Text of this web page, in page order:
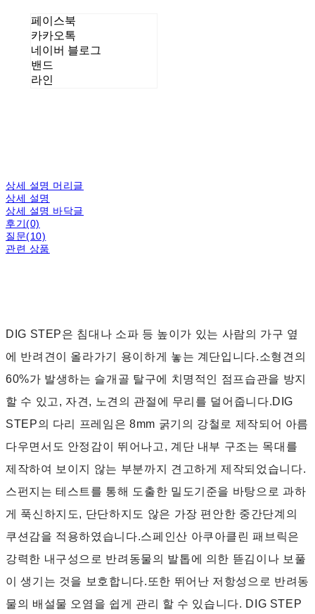
페이스북
카카오톡
네이버 블로그
밴드
라인
상세 설명 머리글
상세 설명
상세 설명 바닥글
후기(0)
질문(10)
관련 상품
DIG STEP은 침대나 소파 등 높이가 있는 사람의 가구 옆
에 반려견이 올라가기 용이하게 놓는 계단입니다.소형견의
60%가 발생하는 슬개골 탈구에 치명적인 점프습관을 방지
할 수 있고, 자견, 노견의 관절에 무리를 덜어줍니다.DIG
STEP의 다리 프레임은 8mm 굵기의 강철로 제작되어 아름
다우면서도 안정감이 뛰어나고, 계단 내부 구조는 목대를
제작하여 보이지 않는 부분까지 견고하게 제작되었습니다.
스펀지는 테스트를 통해 도출한 밀도기준을 바탕으로 과하
게 푹신하지도, 단단하지도 않은 가장 편안한 중간단계의
쿠션감을 적용하였습니다.스페인산 아쿠아클린 패브릭은
강력한 내구성으로 반려동물의 발톱에 의한 뜯김이나 보풀
이 생기는 것을 보호합니다.또한 뛰어난 저항성으로 반려동
물의 배설물 오염을 쉽게 관리 할 수 있습니다. DIG STEP